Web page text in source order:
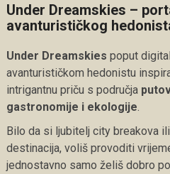
Under Dreamskies –
avanturističkog
Under Dreamskies poput
avanturističkom hedonistu
intrigantnu priču s područja
gastronomije i ekologije
Bilo da si ljubitelj city breakova
destinacija, voliš provoditi
jednostavno samo želiš dobro